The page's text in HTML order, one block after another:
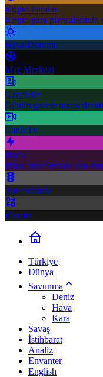
Kripto Paralar
Kripto para piyasalarında
Hava Durumu
Maç Merkezi
Gazeteler
Günün gazete
Canlı Tv
Borsa
Hisse senetlerinde son
Yol Durumu
Fikstür
Türkiye
Dünya
Savunma
Deniz
Hava
Kara
Savaş
İstihbarat
Analiz
Envanter
English